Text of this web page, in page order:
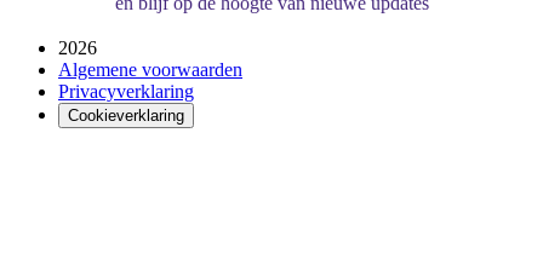
2026
Algemene voorwaarden
Privacyverklaring
Cookieverklaring